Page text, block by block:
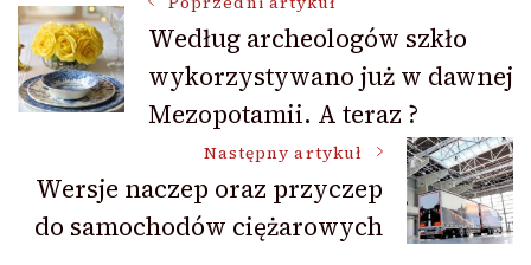
Nawigacja
wpisu
Według archeologów szkło
wykorzystywano już w dawnej
Mezopotamii. A teraz ?
Następny artykuł
Wersje naczep oraz przyczep
do samochodów ciężarowych